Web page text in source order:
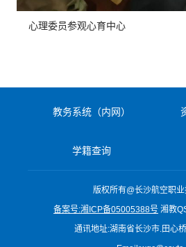
心理委员参观心育中心
教务系统（内网）
学籍查询
版权所有@长沙航空职
备案号:湘ICP备05005388号 湘教
通讯地址:湖南省长沙市.田心